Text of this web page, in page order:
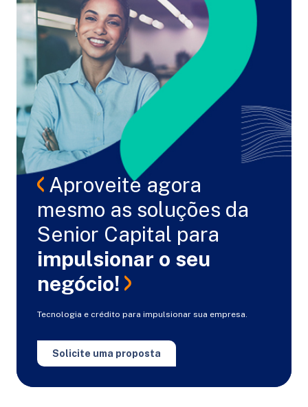
Aproveite agora
mesmo as soluções da
Senior Capital para
impulsionar o seu
negócio!
Tecnologia e crédito para impulsionar sua empresa.
Solicite uma proposta